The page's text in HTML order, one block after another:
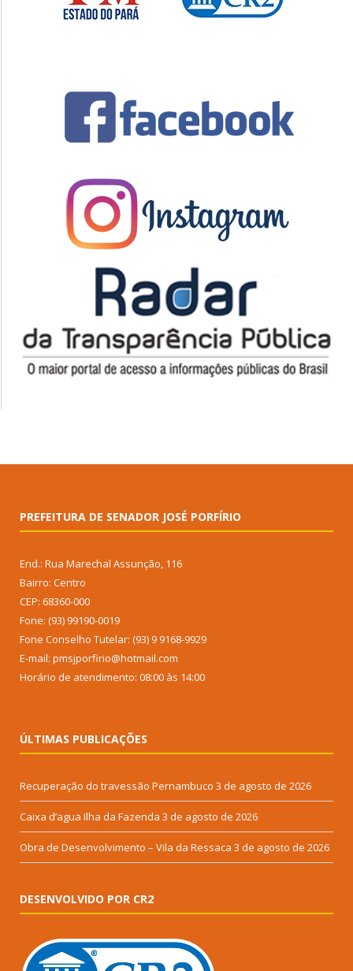
PREFEITURA DE SENADOR JOSÉ PORFÍRIO
End.: Rua Marechal Assunção, 116
Bairro: Centro
CEP: 68360-000
Fone: (93) 99190-0019
Fone Conselho Tutelar: (93) 9 9168-9929
E-mail: pmsjporfirio@hotmail.com
Horário de atendimento: 08:00 às 14:00
ÚLTIMAS PUBLICAÇÕES
Recuperação do travessão Pernambuco 3 de agosto de 2026
Caixa d’agua Ilha da Fazenda 3 de agosto de 2026
Obra de Desenvolvimento – Vila da Ressaca 3 de agosto de 2026
DESENVOLVIDO POR CR2